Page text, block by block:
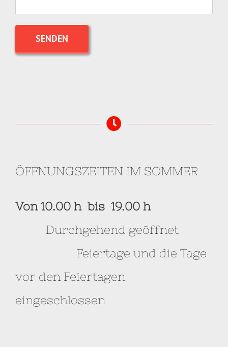
ÖFFNUNGSZEITEN IM SOMMER
Von 10.00 h bis 19.00 h
Durchgehend geöffnet
Feiertage und die Tage
vor den Feiertagen
eingeschlossen